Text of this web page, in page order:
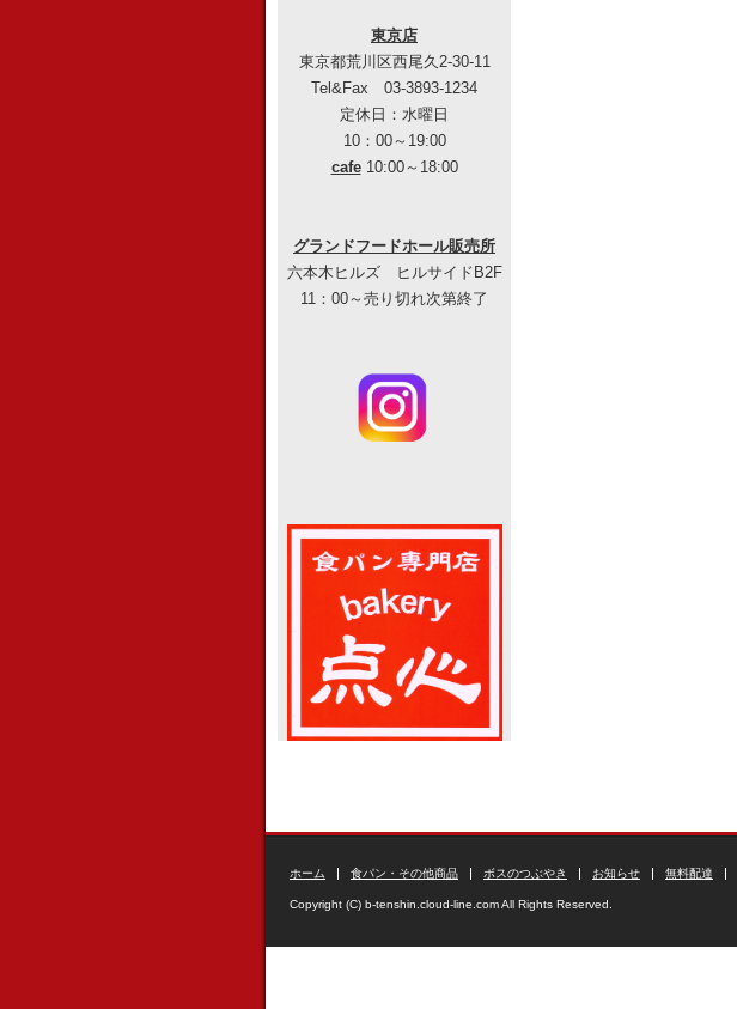
東京店
東京都荒川区西尾久2-30-11
Tel&Fax 03-3893-1234
定休日：水曜日
10：00～19:00
cafe10:00～18:00
グランドフードホール販売所
六本木ヒルズ ヒルサイドB2F
11：00～売り切れ次第終了
ホーム 食パン・その他商品 ボスのつぶやき お知らせ 無料配達
Copyright (C) b-tenshin.cloud-line.com All Rights Reserved.